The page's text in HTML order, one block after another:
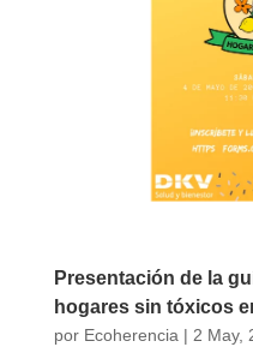
Presentación de la
hogares sin tóxicos
por Ecoherencia | 2 May,